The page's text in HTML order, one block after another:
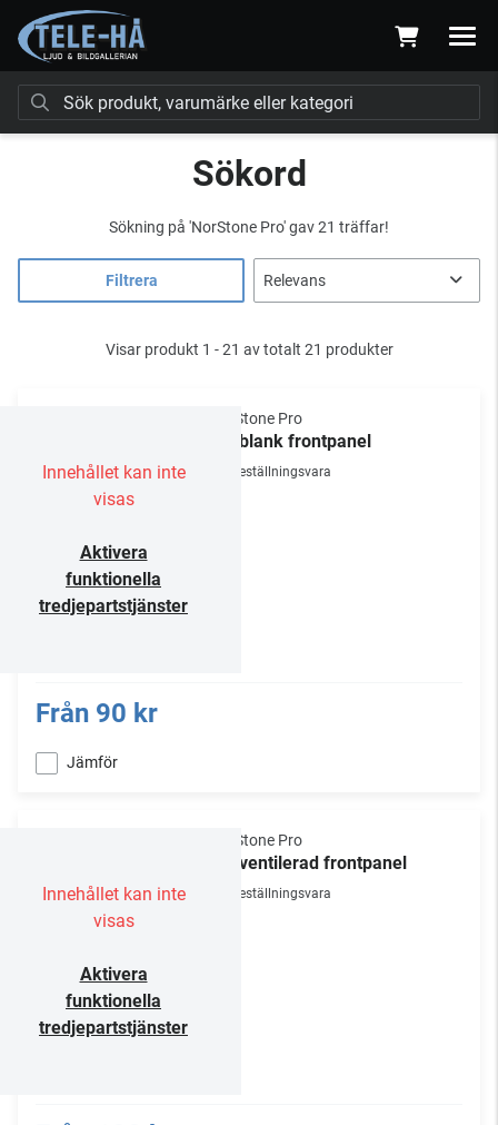
Sökord
Sökning på 'NorStone Pro'gav 21 träffar!
Filtrera
Visar produkt 1 - 21 av totalt 21 produkter
Innehållet kan inte
visas
Aktivera
funktionella
tredjepartstjänster
NorStone Pro
19" blank frontpanel
Beställningsvara
Från 90 kr
Jämför
Innehållet kan inte
visas
Aktivera
funktionella
tredjepartstjänster
NorStone Pro
19" ventilerad frontpanel
Beställningsvara